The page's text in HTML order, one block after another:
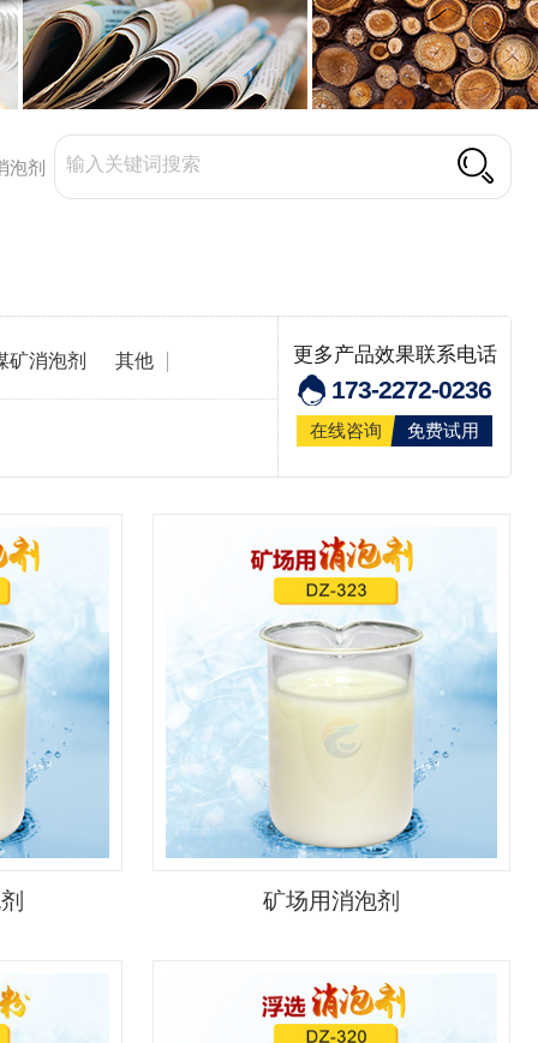
泡剂
矿消泡剂 其他 更多产品效果联系电话
173-2272-0236
在线咨询 免费试用
矿场用消泡剂